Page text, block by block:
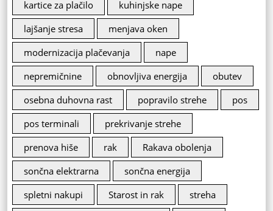
kartice za plačilo
kuhinjske nape
lajšanje stresa
menjava oken
modernizacija plačevanja
nape
nepremičnine
obnovljiva energija
obutev
osebna duhovna rast
popravilo strehe
pos
pos terminali
prekrivanje strehe
prenova hiše
rak
Rakava obolenja
sončna elektrarna
sončna energija
spletni nakupi
Starost in rak
streha